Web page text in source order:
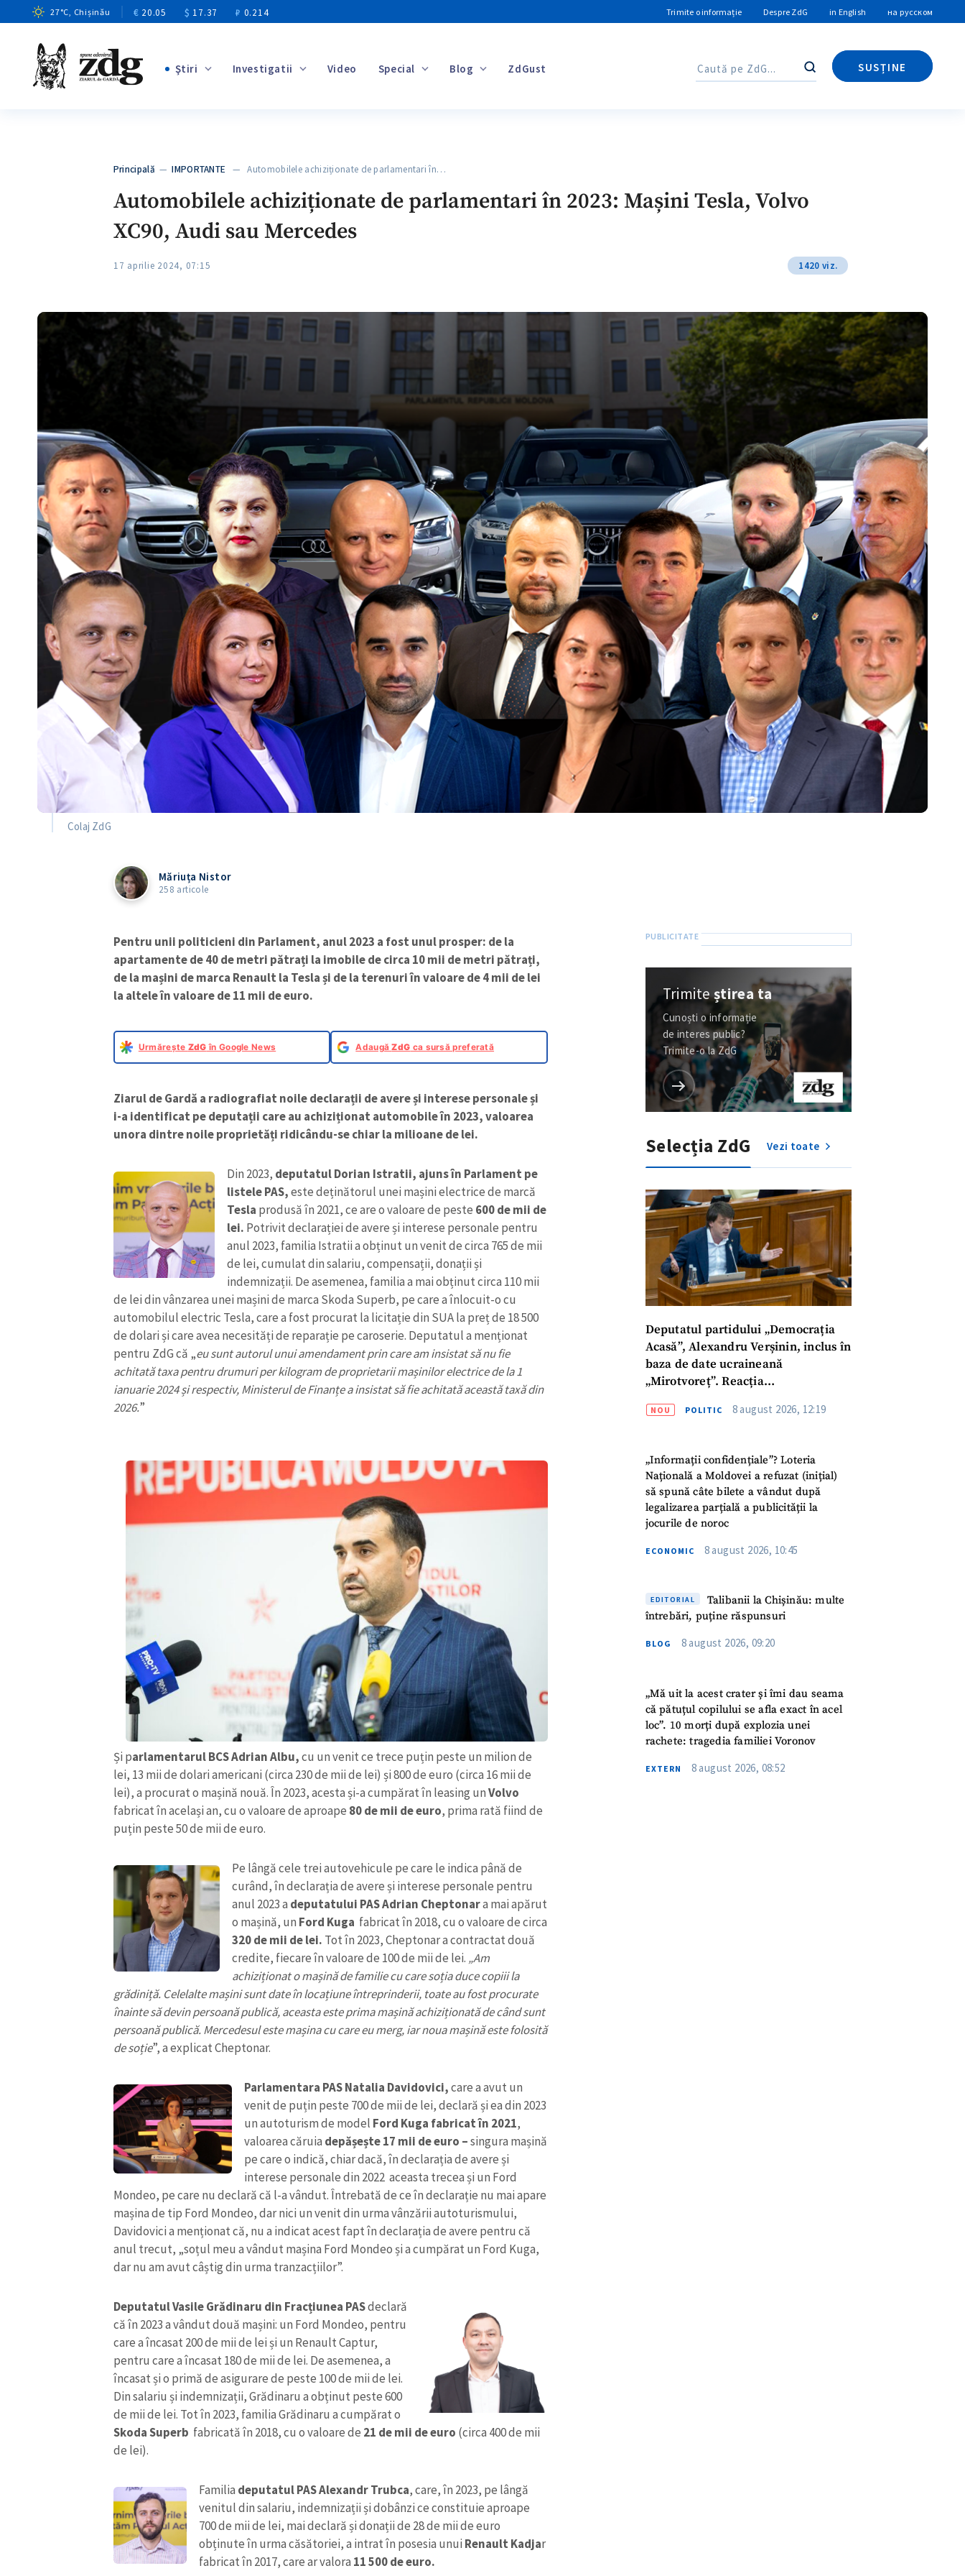
27°C, Chișinău € 20.05 $ 17.37 ₽ 0.214 Trimite o informație Despre ZdG in English на русском
Ştiri Investigatii Video Special Blog ZdGust Caută
SUSȚINE
Caută
Principală —IMPORTANTE — Automobilele achiziționate de parlamentari în…
Automobilele achiziționate de parlamentari în 2023: Mașini Tesla, Volvo
XC90, Audi sau Mercedes
17 aprilie 2024, 07:15 1420 viz.
Colaj ZdG
Măriuța Nistor
258 articole
Pentru unii politicieni din Parlament, anul 2023 a fost unul prosper: de la
apartamente de 40 de metri pătrați la imobile de circa 10 mii de metri pătrați,
de la mașini de marca Renault la Tesla și de la terenuri în valoare de 4 mii de lei
la altele în valoare de 11 mii de euro.
Urmărește ZdG în Google News AdaugăZdG ca sursă preferată
Ziarul de Gardă a radiografiat noile declarații de avere și interese personale și
i-a identificat pe deputații care au achiziționat automobile în 2023, valoarea
unora dintre noile proprietăți ridicându-se chiar la milioane de lei.
Din 2023, deputatul Dorian Istratii, ajuns în Parlament pe
listele PAS,este deținătorul unei mașini electrice de marcă
Tesla produsă în 2021, ce are o valoare de peste 600 de mii de
lei. Potrivit declarației de avere și interese personale pentru
anul 2023, familia Istratii a obținut un venit de circa 765 de mii
de lei, cumulat din salariu, compensații, donații și
indemnizații. De asemenea, familia a mai obținut circa 110 mii
de lei din vânzarea unei mașini de marca Skoda Superb, pe care a înlocuit-o cu
automobilul electric Tesla, care a fost procurat la licitație din SUA la preț de 18 500
de dolari și care avea necesități de reparație pe caroserie. Deputatul a menționat
pentru ZdG că „eu sunt autorul unui amendament prin care am insistat să nu fie
achitată taxa pentru drumuri per kilogram de proprietarii mașinilor electrice de la 1
ianuarie 2024 și respectiv, Ministerul de Finanțe a insistat să fie achitată această taxă din
2026.”
Și parlamentarul BCS Adrian Albu,cu un venit ce trece puțin peste un milion de
lei, 13 mii de dolari americani (circa 230 de mii de lei) și 800 de euro (circa 16 mii de
lei), a procurat o mașină nouă. În 2023, acesta și-a cumpărat în leasing unVolvo
fabricat în același an, cu o valoare de aproape 80 de mii de euro, prima rată fiind de
puțin peste 50 de mii de euro.
Pe lângă cele trei autovehicule pe care le indica până de
curând, în declarația de avere și interese personale pentru
anul 2023 a deputatului PAS Adrian Cheptonara mai apărut
o mașină, un Ford Kuga fabricat în 2018, cu o valoare de circa
320 de mii de lei. Tot în 2023, Cheptonar a contractat două
credite, fiecare în valoare de 100 de mii de lei. „Am
achiziționat o mașină de familie cu care soția duce copiii la
grădiniță. Celelalte mașini sunt date în locațiune întreprinderii, toate au fost procurate
înainte să devin persoană publică, aceasta este prima mașină achiziționată de când sunt
persoană publică. Mercedesul este mașina cu care eu merg, iar noua mașină este folosită
de soție”, a explicat Cheptonar.
Parlamentara PAS Natalia Davidovici,care a avut un
venit de puțin peste 700 de mii de lei, declară și ea din 2023
un autoturism de model Ford Kuga fabricat în 2021,
valoarea căruia depășește 17 mii de euro –singura mașină
pe care o indică, chiar dacă, în declarația de avere și
interese personale din 2022 aceasta trecea și un Ford
Mondeo, pe care nu declară că l-a vândut. Întrebată de ce în declarație nu mai apare
mașina de tip Ford Mondeo, dar nici un venit din urma vânzării autoturismului,
Davidovici a menționat că, nu a indicat acest fapt în declarația de avere pentru că
anul trecut, „soțul meu a vândut mașina Ford Mondeo și a cumpărat un Ford Kuga,
dar nu am avut câștig din urma tranzacțiilor”.
Deputatul Vasile Grădinaru din Fracțiunea PASdeclară
că în 2023 a vândut două mașini: un Ford Mondeo, pentru
care a încasat 200 de mii de lei și un Renault Captur,
pentru care a încasat 180 de mii de lei. De asemenea, a
încasat și o primă de asigurare de peste 100 de mii de lei.
Din salariu și indemnizații, Grădinaru a obținut peste 600
de mii de lei. Tot în 2023, familia Grădinaru a cumpărat o
Skoda Superb fabricată în 2018, cu o valoare de 21 de mii de euro (circa 400 de mii
de lei).
Familia deputatul PAS Alexandr Trubca, care, în 2023, pe lângă
venitul din salariu, indemnizații și dobânzi ce constituie aproape
700 de mii de lei, mai declară și donații de 28 de mii de euro
obținute în urma căsătoriei, a intrat în posesia unui Renault Kadjar
fabricat în 2017, care ar valora 11 500 de euro.
Trimiteștirea ta
Cunoști o informație
de interes public?
Trimite-o la ZdG
Selecția ZdG Vezi toate
Deputatul partidului „Democrația
Acasă”, Alexandru Verșinin, inclus în
baza de date ucraineană
„Mirotvoreț”. Reacția
NOU POLITIC 8 august 2026, 12:19
„Informații confidențiale”? Loteria
Națională a Moldovei a refuzat (inițial)
să spună câte bilete a vândut după
legalizarea parțială a publicității la
jocurile de noroc
ECONOMIC 8 august 2026, 10:45
EDITORIAL
Talibanii la Chișinău: multe
întrebări, puține răspunsuri
BLOG 8 august 2026, 09:20
„Mă uit la acest crater și îmi dau seama
că pătuțul copilului se afla exact în acel
loc”. 10 morți după explozia unei
rachete: tragedia familiei Voronov
EXTERN 8 august 2026, 08:52
+ Adaugă titlu
+ Încarcă imagine
Link media + Link media
Mesajul știrei + Mesajul știrei
CONTACT SURSĂ
+ Emailul meu
Am citit și sunt de acord cupolitica de
TRIMITE ȘTIREA